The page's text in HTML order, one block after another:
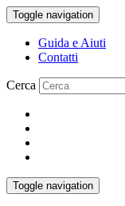
Toggle navigation
Guida e Aiuti
Contatti
Cerca
Toggle navigation